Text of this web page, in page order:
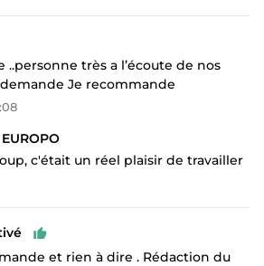
..personne très a l’écoute de nos
Je recommande
c'était un réel plaisir de travailler
et rien à dire . Rédaction du